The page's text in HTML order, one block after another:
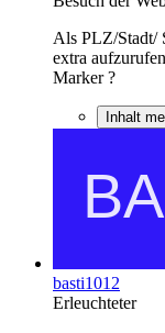
Als PLZ/Stadt/
extra
Marker ?
Inhalt
basti1012
Erleuchteter